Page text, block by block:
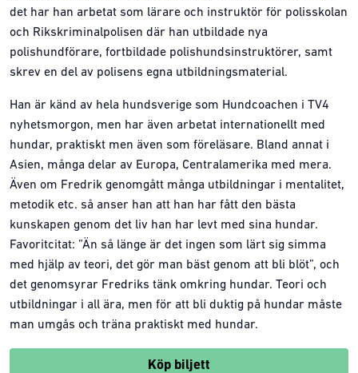
det har han arbetat som lärare och instruktör för polisskolan
och Rikskriminalpolisen där han utbildade nya
polishundförare, fortbildade polishundsinstruktörer, samt
skrev en del av polisens egna utbildningsmaterial.
Han är känd av hela hundsverige som Hundcoachen i TV4
nyhetsmorgon, men har även arbetat internationellt med
hundar, praktiskt men även som föreläsare. Bland annat i
Asien, många delar av Europa, Centralamerika med mera.
Även om Fredrik genomgått många utbildningar i mentalitet,
metodik etc. så anser han att han har fått den bästa
kunskapen genom det liv han har levt med sina hundar.
Favoritcitat: ”Än så länge är det ingen som lärt sig simma
med hjälp av teori, det gör man bäst genom att bli blöt”, och
det genomsyrar Fredriks tänk omkring hundar. Teori och
utbildningar i all ära, men för att bli duktig på hundar måste
man umgås och träna praktiskt med hundar.
Köp biljett